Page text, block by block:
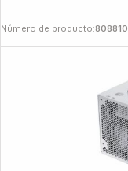
Número de producto:808810